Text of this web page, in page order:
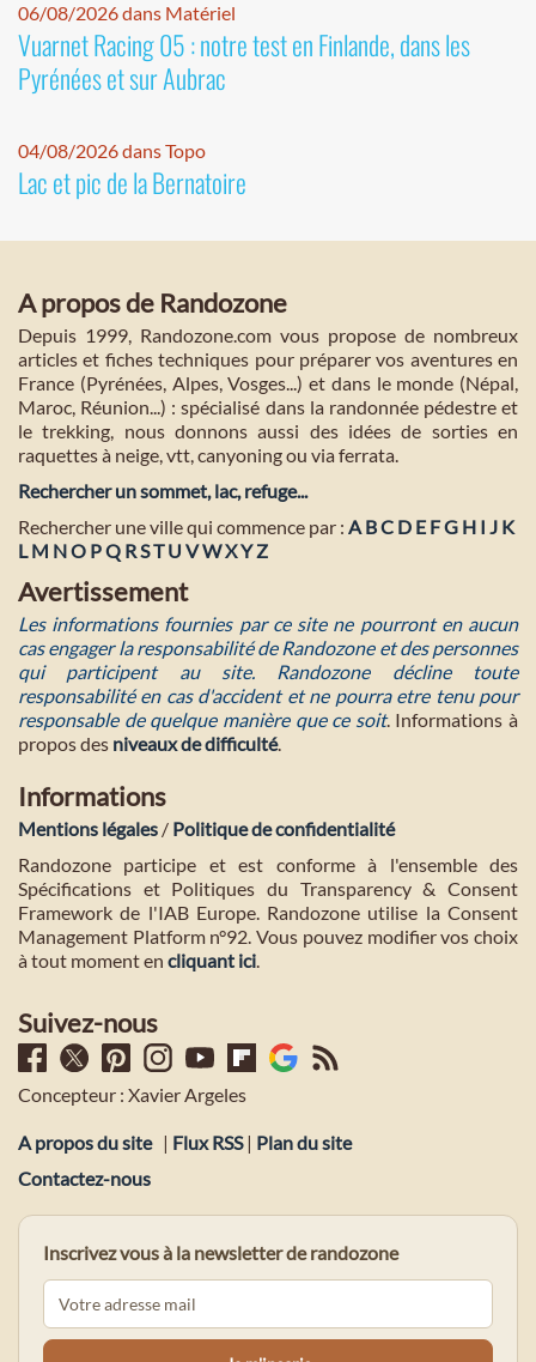
06/08/2026 dans Matériel
Vuarnet Racing 05 : notre test en Finlande, dans les
Pyrénées et sur Aubrac
04/08/2026 dans Topo
Lac et pic de la Bernatoire
A propos de Randozone
Depuis 1999, Randozone.com vous propose de nombreux
articles et fiches techniques pour préparer vos aventures en
France (Pyrénées, Alpes, Vosges...) et dans le monde (Népal,
Maroc, Réunion...) : spécialisé dans la randonnée pédestre et
le trekking, nous donnons aussi des idées de sorties en
raquettes à neige, vtt, canyoning ou via ferrata.
Rechercher un sommet, lac, refuge...
Rechercher une ville qui commence par : A BC D E FG H I J K
L M NO PQ RST U VWXYZ
Avertissement
Les informations fournies par ce site ne pourront en aucun
cas engager la responsabilité de Randozone et des personnes
qui participent au site. Randozone décline toute
responsabilité en cas d'accident et ne pourra etre tenu pour
responsable de quelque manière que ce soit. Informations à
propos des niveaux de difficulté.
Informations
Mentions légales / Politique de confidentialité
Randozone participe et est conforme à l'ensemble des
Spécifications et Politiques du Transparency & Consent
Framework de l'IAB Europe. Randozone utilise la Consent
Management Platform n°92. Vous pouvez modifier vos choix
à tout moment en cliquant ici.
Suivez-nous
Concepteur : Xavier Argeles
A propos du site | Flux RSS| Plan du site
Contactez-nous
Inscrivez vous à la newsletter de randozone